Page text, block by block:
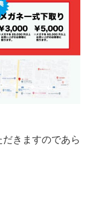
きますのであら